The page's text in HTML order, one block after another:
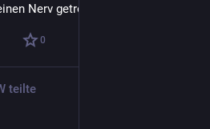
Nerv getroffen.
0
teilte